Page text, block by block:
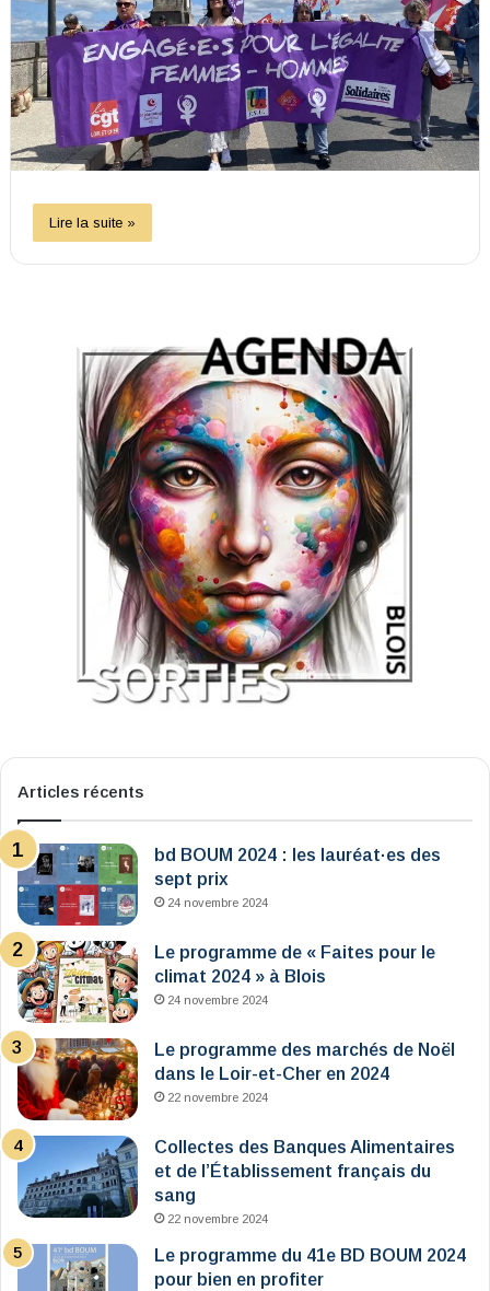
Lire la suite »
Articles récents
bd BOUM 2024 : les lauréat·es des
sept prix
24 novembre 2024
Le programme de « Faites pour le
climat 2024 » à Blois
24 novembre 2024
Le programme des marchés de Noël
dans le Loir-et-Cher en 2024
22 novembre 2024
Collectes des Banques Alimentaires
et de l’Établissement français du
sang
22 novembre 2024
Le programme du 41e BD BOUM 2024
pour bien en profiter